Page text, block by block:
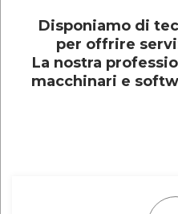
Disponiamo di
per offrire
La nostra
macchinari e